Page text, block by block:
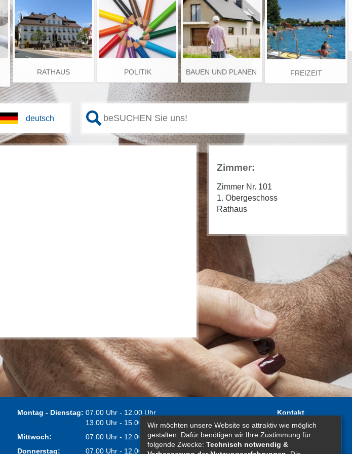
RATHAUS POLITIK BAUEN UND PLANEN FREIZEIT
Zimmer:
Zimmer Nr. 101
1. Obergeschoss
Rathaus
Montag - Dienstag: 07.00 Uhr - 12.00 Uhr
13.00 Uhr - 15.00 Uhr
Mittwoch:
07.00 Uhr - 12.00 Uhr
Donnerstag:
07.00 Uhr - 12.00 Uhr
Kontakt
Impressum
Erklärung zur
Barrierefreiheit
Wir möchten unsere Website so attraktiv wie möglich
gestalten. Dafür benötigen wir Ihre Zustimmung für
folgende Zwecke: Technisch notwendig &